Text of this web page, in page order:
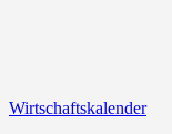
Wirtschaftskalender